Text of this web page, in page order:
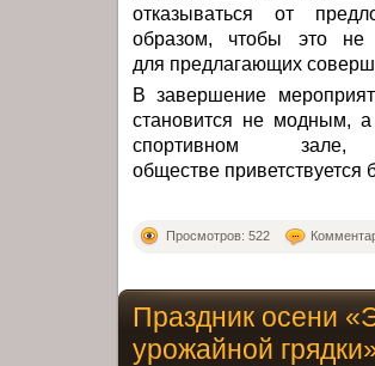
отказываться от
образом, чтобы это не
для предлагающих
В завершение
становится не модным,
спортивном
обществе
Просмотров: 522
Праздник осени
урожайной